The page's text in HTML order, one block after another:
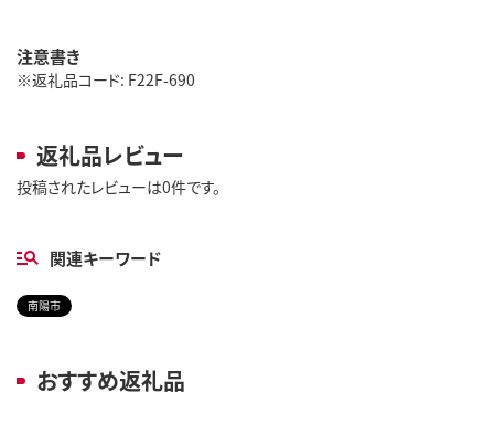
注意書き
※返礼品コード: F22F-690
返礼品レビュー
投稿されたレビューは0件です。
関連キーワード
南陽市
おすすめ返礼品